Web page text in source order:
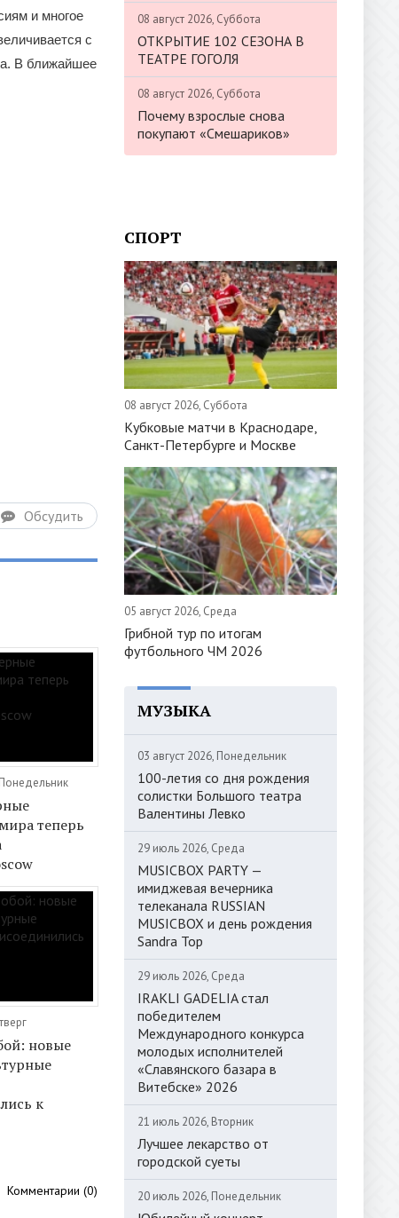
и многое
с
В ближайшее
Обсудить
теперь
новые
к
Комментарии (0)
08 август 2026, Суббота
ОТКРЫТИЕ 102 СЕЗОНА В
ТЕАТРЕ ГОГОЛЯ
08 август 2026, Суббота
Почему взрослые снова
покупают «Смешариков»
СПОРТ
08 август 2026, Суббота
Кубковые матчи в Краснодаре,
Санкт-Петербурге и Москве
05 август 2026, Среда
Грибной тур по итогам
футбольного ЧМ 2026
МУЗЫКА
03 август 2026, Понедельник
100-летия со дня рождения
солистки Большого театра
Валентины Левко
29 июль 2026, Среда
MUSICBOX PARTY —
имиджевая вечерника
телеканала RUSSIAN
MUSICBOX и день рождения
Sandra Top
29 июль 2026, Среда
IRAKLI GADELIA стал
победителем
Международного конкурса
молодых исполнителей
«Славянского базара в
Витебске» 2026
21 июль 2026, Вторник
Лучшее лекарство от
городской суеты
20 июль 2026, Понедельник